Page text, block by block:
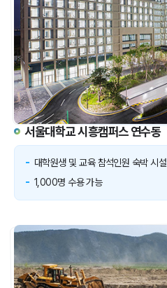
서울대학교 시흥캠퍼스 연수동
대학원생 및 교육 참석인원 숙박 시설
1,000명 수용 가능